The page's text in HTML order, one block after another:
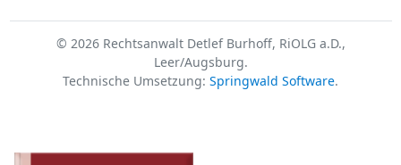
© 2026 Rechtsanwalt Detlef Burhoff, RiOLG a.D.,
Leer/Augsburg.
Technische Umsetzung: Springwald Software.